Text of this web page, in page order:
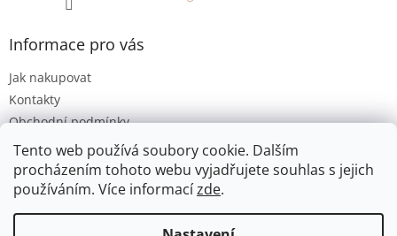
Tento web používá soubory cookie. Dalším
procházením tohoto webu vyjadřujete souhlas s jejich
používáním. Více informacízde.
Informace pro vás
Jak nakupovat
Kontakty
Obchodní podmínky
Podmínky ochrany osobních údajů